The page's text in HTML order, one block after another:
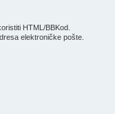
HTML/BBKod.
elektroničke pošte.